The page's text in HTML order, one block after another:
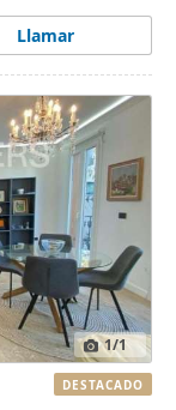
Llamar
1/1
DESTACADO